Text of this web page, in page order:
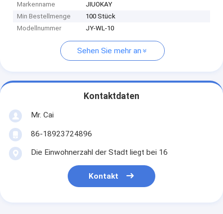
Markenname
JIUOKAY
Min Bestellmenge
100 Stück
Modellnummer
JY-WL-10
Sehen Sie mehr an
Kontaktdaten
Mr. Cai
86-18923724896
Die Einwohnerzahl der Stadt liegt bei 16
Kontakt